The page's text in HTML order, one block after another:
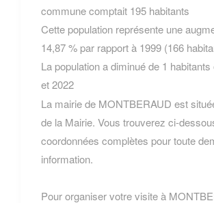
commune comptait 195 habitants
Cette population représente une
14,87 % par rapport à 1999 (166
La population a diminué de 1 habitants
et 2022
La mairie de MONTBERAUD est
de la Mairie. Vous trouverez ci-
coordonnées complètes pour toute
information.
Pour organiser votre visite à